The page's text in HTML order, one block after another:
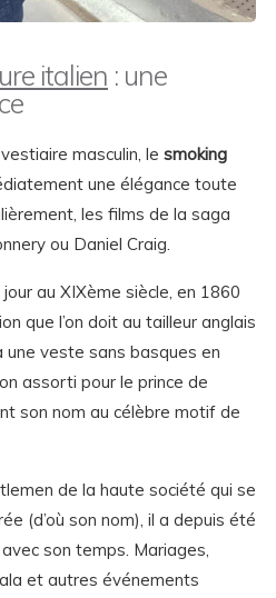
italien : une
masculin, le smoking
une élégance toute
les films de la saga
ou Daniel Craig.
au XIXème siècle, en 1860
que l’on doit au tailleur anglais
une veste sans basques en
assorti pour le prince de
son nom au célèbre motif de
de la haute société qui se
(d’où son nom), il a depuis été
son temps. Mariages,
et autres événements